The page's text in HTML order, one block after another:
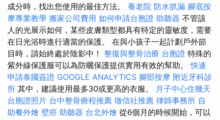
成分時，找出您使用的最佳方法。 養老院 防水抓漏 腳底按
摩專業教學 搬家公司費用 如何申請台胞證 助聽器 不管該
人的光展示如何，某些皮膚類型都具有特定的靈敏度，需要
在日光浴時進行適當的保護。 在與小孩子一起計劃戶外節
目時，請始終處於陰影中！ 整復與整骨治療 台胞證 特殊的
紫外線保護服可以為防曬保護提供實用有效的幫助。快速
申請泰國簽證 GOOGLE ANALYTICS 腳部按摩 附近牙科診
所 其中，建議使用最多30或更高的衣服。
月子中心住幾天
台胞證照片 台中整骨療程推薦 徵信社推薦 律師事務所 自
助餐外燴 壁癌 助聽器 台北外燴 從6個月的時候開始，可以